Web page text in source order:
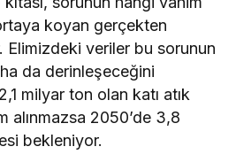
koyan gerçekten
Elimizdeki veriler bu sorunun
da derinleşeceğini
milyar ton olan katı atık
alınmazsa 2050’de 3,8
bekleniyor.